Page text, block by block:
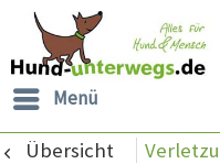
Menü
Übersicht